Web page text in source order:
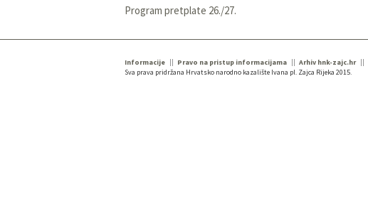
Program pretplate 26./27.
Informacije Pravo na pristup informacijama Arhiv hnk-zajc.hr
Sva prava pridržana Hrvatsko narodno kazalište Ivana pl. Zajca Rijeka 2015.